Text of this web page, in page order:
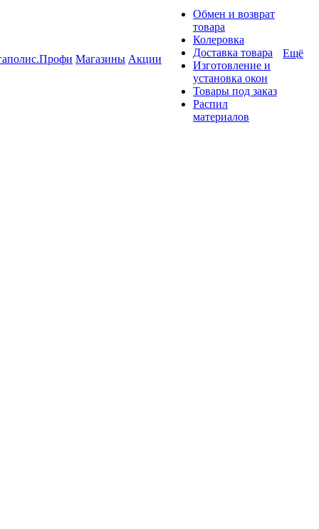
Магазины Акции
Обмен и возврат
товара
Колеровка
Доставка товара
Изготовление и
установка окон
Товары под заказ
Распил
материалов
Ещё